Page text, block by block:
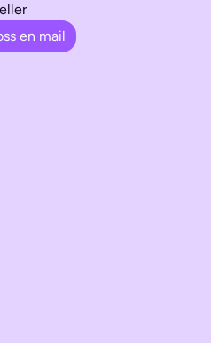
eller
en mail